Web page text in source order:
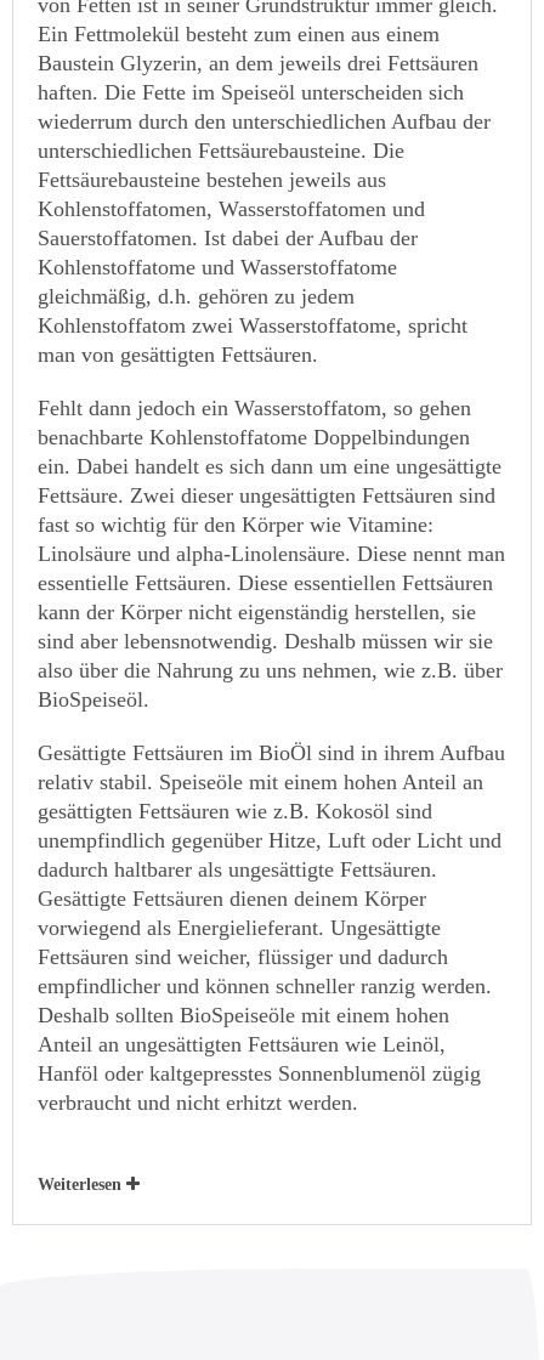
Ein Fettmolekül besteht zum einen aus einem
Baustein Glyzerin, an dem jeweils drei Fettsäuren
haften. Die Fette im Speiseöl unterscheiden sich
wiederrum durch den unterschiedlichen Aufbau der
unterschiedlichen Fettsäurebausteine. Die
Fettsäurebausteine bestehen jeweils aus
Kohlenstoffatomen, Wasserstoffatomen und
Sauerstoffatomen. Ist dabei der Aufbau der
Kohlenstoffatome und Wasserstoffatome
gleichmäßig, d.h. gehören zu jedem
Kohlenstoffatom zwei Wasserstoffatome, spricht
man von gesättigten Fettsäuren.
Fehlt dann jedoch ein Wasserstoffatom, so gehen
benachbarte Kohlenstoffatome Doppelbindungen
ein. Dabei handelt es sich dann um eine ungesättigte
Fettsäure. Zwei dieser ungesättigten Fettsäuren sind
fast so wichtig für den Körper wie Vitamine:
Linolsäure und alpha-Linolensäure. Diese nennt man
essentielle Fettsäuren. Diese essentiellen Fettsäuren
kann der Körper nicht eigenständig herstellen, sie
sind aber lebensnotwendig. Deshalb müssen wir sie
also über die Nahrung zu uns nehmen, wie z.B. über
BioSpeiseöl.
Gesättigte Fettsäuren im BioÖl sind in ihrem Aufbau
relativ stabil. Speiseöle mit einem hohen Anteil an
gesättigten Fettsäuren wie z.B. Kokosöl sind
unempfindlich gegenüber Hitze, Luft oder Licht und
dadurch haltbarer als ungesättigte Fettsäuren.
Gesättigte Fettsäuren dienen deinem Körper
vorwiegend als Energielieferant. Ungesättigte
Fettsäuren sind weicher, flüssiger und dadurch
empfindlicher und können schneller ranzig werden.
Deshalb sollten BioSpeiseöle mit einem hohen
Anteil an ungesättigten Fettsäuren wie Leinöl,
Hanföl oder kaltgepresstes Sonnenblumenöl zügig
verbraucht und nicht erhitzt werden.
Weiterlesen